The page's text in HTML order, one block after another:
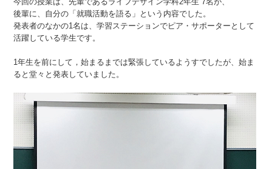
後輩に、自分の「就職活動を語る」という内容でした。
発表者のなかの1名は、学習ステーションでピア・サポーターとして
活躍している学生です。
1年生を前にして，始まるまでは緊張しているようすでしたが、始ま
ると堂々と発表していました。